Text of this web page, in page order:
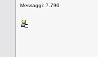
Messaggi: 7.790